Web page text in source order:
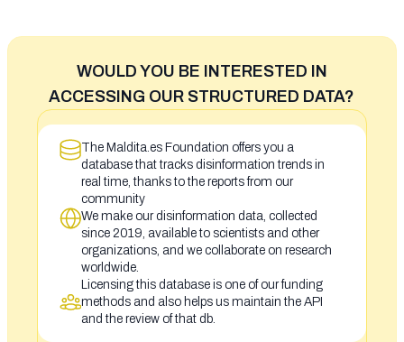
WOULD YOU BE INTERESTED IN
ACCESSING OUR STRUCTURED DATA?
The Maldita.es Foundation offers you a
database that tracks disinformation trends in
real time, thanks to the reports from our
community
We make our disinformation data, collected
since 2019, available to scientists and other
organizations, and we collaborate on research
worldwide.
Licensing this database is one of our funding
methods and also helps us maintain the API
and the review of that db.